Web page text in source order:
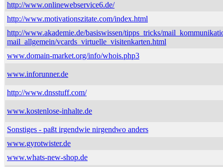
http://www.onlinewebservice6.de/
http://www.motivationszitate.com/index.html
http://www.akademie.de/basiswissen/tipps_tricks/
mail_allgemein/vcards_virtuelle_visitenkarten.html
www.domain-market.org/info/whois.php3
www.inforunner.de
http://www.dnsstuff.com/
www.kostenlose-inhalte.de
Sonstiges - paßt irgendwie nirgendwo anders
www.gyrotwister.de
www.whats-new-shop.de